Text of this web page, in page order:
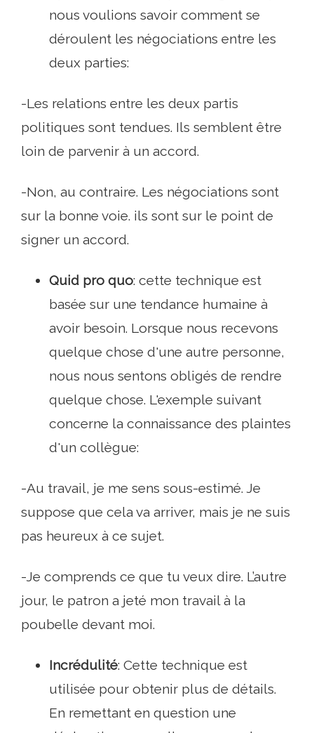
nous voulions savoir comment se
déroulent les négociations entre les
deux parties:
-Les relations entre les deux partis
politiques sont tendues. Ils semblent être
loin de parvenir à un accord.
-Non, au contraire. Les négociations sont
sur la bonne voie. ils sont sur le point de
signer un accord.
Quid pro quo: cette technique est
basée sur une tendance humaine à
avoir besoin. Lorsque nous recevons
quelque chose d'une autre personne,
nous nous sentons obligés de rendre
quelque chose. L'exemple suivant
concerne la connaissance des plaintes
d'un collègue:
-Au travail, je me sens sous-estimé. Je
suppose que cela va arriver, mais je ne suis
pas heureux à ce sujet.
-Je comprends ce que tu veux dire. L’autre
jour, le patron a jeté mon travail à la
poubelle devant moi.
Incrédulité: Cette technique est
utilisée pour obtenir plus de détails.
En remettant en question une